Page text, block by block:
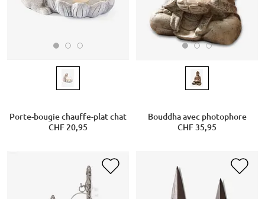
Porte-bougie chauffe-plat chat
CHF 20,95
Bouddha avec photophore
CHF 35,95